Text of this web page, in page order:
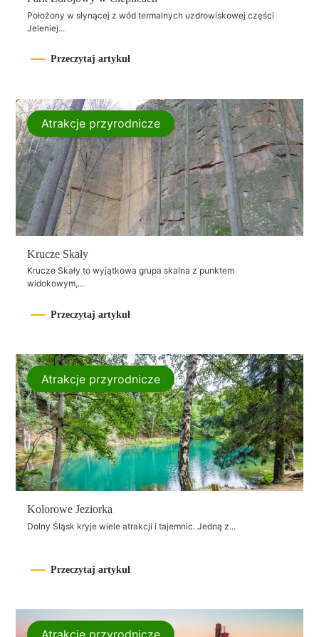
Położony w słynącej z wód termalnych uzdrowiskowej części
Jeleniej...
Przeczytaj artykuł
Krucze Skały
Krucze Skały to wyjątkowa grupa skalna z punktem
widokowym,...
Przeczytaj artykuł
Atrakcje przyrodnicze
Kolorowe Jeziorka
Dolny Śląsk kryje wiele atrakcji i tajemnic. Jedną z...
Przeczytaj artykuł
Atrakcje przyrodnicze